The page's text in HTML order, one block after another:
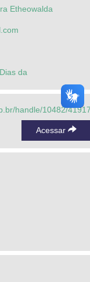
Etheowalda
da
handle/10482/
Acessar